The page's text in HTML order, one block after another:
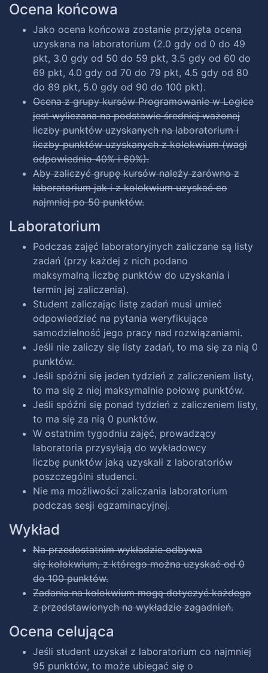
Ocena końcowa
Jako ocena końcowa zostanie przyjęta ocena
uzyskana na laboratorium (2.0 gdy od 0 do 49
pkt, 3.0 gdy od 50 do 59 pkt, 3.5 gdy od 60 do
69 pkt, 4.0 gdy od 70 do 79 pkt, 4.5 gdy od 80
do 89 pkt, 5.0 gdy od 90 do 100 pkt).
Ocena z grupy kursów Programowanie w Logice
jest wyliczana na podstawie średniej ważonej
liczby punktów uzyskanych na laboratorium i
liczby punktów uzyskanych z kolokwium (wagi
odpowiednio 40% i 60%).
Aby zaliczyć grupę kursów należy zarówno z
laboratorium jak i z kolokwium uzyskać co
najmniej po 50 punktów.
Laboratorium
Podczas zajęć laboratoryjnych zaliczane są listy
zadań (przy każdej z nich podano
maksymalną liczbę punktów do uzyskania i
termin jej zaliczenia).
Student zaliczając listę zadań musi umieć
odpowiedzieć na pytania weryfikujące
samodzielność jego pracy nad rozwiązaniami.
Jeśli nie zaliczy się listy zadań, to ma się za nią 0
punktów.
Jeśli spóźni się jeden tydzień z zaliczeniem listy,
to ma się z niej maksymalnie połowę punktów.
Jeśli spóźni się ponad tydzień z zaliczeniem listy,
to ma się za nią 0 punktów.
W ostatnim tygodniu zajęć, prowadzący
laboratoria przysyłają do wykładowcy
liczbę punktów jaką uzyskali z laboratoriów
poszczególni studenci.
Nie ma możliwości zaliczania laboratorium
podczas sesji egzaminacyjnej.
Wykład
Na przedostatnim wykładzie odbywa
się kolokwium, z którego można uzyskać od 0
do 100 punktów.
Zadania na kolokwium mogą dotyczyć każdego
z przedstawionych na wykładzie zagadnień.
Ocena celująca
Jeśli student uzyskał z laboratorium co najmniej
95 punktów, to może ubiegać się o